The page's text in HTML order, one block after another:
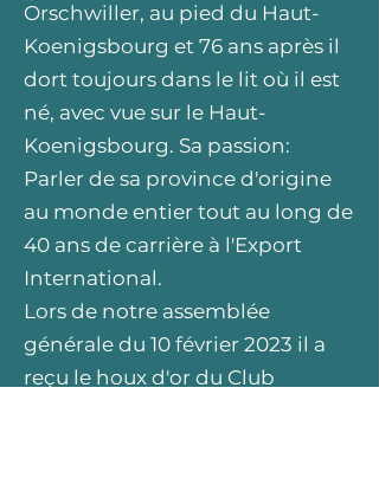
Orschwiller, au pied du Haut-
Koenigsbourg et 76 ans après il
dort toujours dans le lit où il est
né, avec vue sur le Haut-
Koenigsbourg. Sa passion:
Parler de sa province d'origine
au monde entier tout au long de
40 ans de carrière à l'Export
International.
Lors de notre assemblée
générale du 10 février 2023 il a
reçu le houx d'or du Club